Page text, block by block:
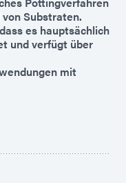
Substraten.
es hauptsächlich
und verfügt über
mit